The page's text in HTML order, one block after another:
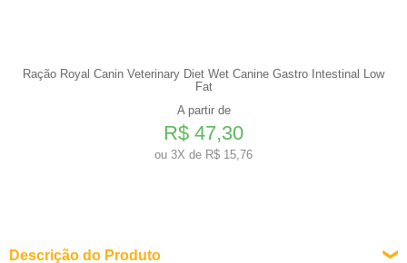
Ração Royal Canin Veterinary Diet Wet Canine Gastro Intestinal Low
Fat
A partir de
R$ 47,30
ou 3X de R$ 15,76
Descrição do Produto